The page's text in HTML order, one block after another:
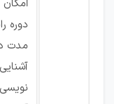
امکان
دوره
مدت دوره
نویسی